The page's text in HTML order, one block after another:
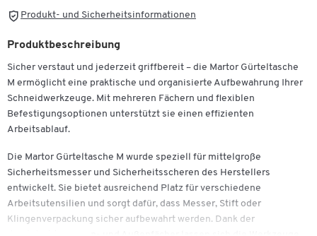
Produkt- und Sicherheitsinformationen
Produktbeschreibung
Sicher verstaut und jederzeit griffbereit – die Martor Gürteltasche
M ermöglicht eine praktische und organisierte Aufbewahrung Ihrer
Schneidwerkzeuge. Mit mehreren Fächern und flexiblen
Befestigungsoptionen unterstützt sie einen effizienten
Arbeitsablauf.
Die Martor Gürteltasche M wurde speziell für mittelgroße
Sicherheitsmesser und Sicherheitsscheren des Herstellers
entwickelt. Sie bietet ausreichend Platz für verschiedene
Arbeitsutensilien und sorgt dafür, dass Messer, Stift oder
Klingenverpackung sicher aufbewahrt werden. Dank der